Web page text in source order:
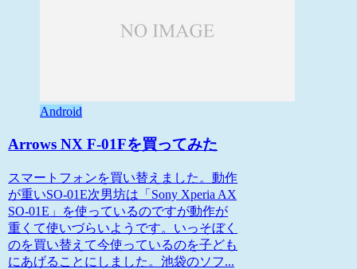
Android
Arrows NX F-01Fを買ってみた
スマートフォンを買い替えました。動作
が重いSO-01E次男坊は「Sony Xperia AX
SO-01E」を使っているのですが動作が
重くて使いづらいようです。いっそぼく
のを買い替えて今使っているのを子ども
にあげることにしました。池袋のソフ...